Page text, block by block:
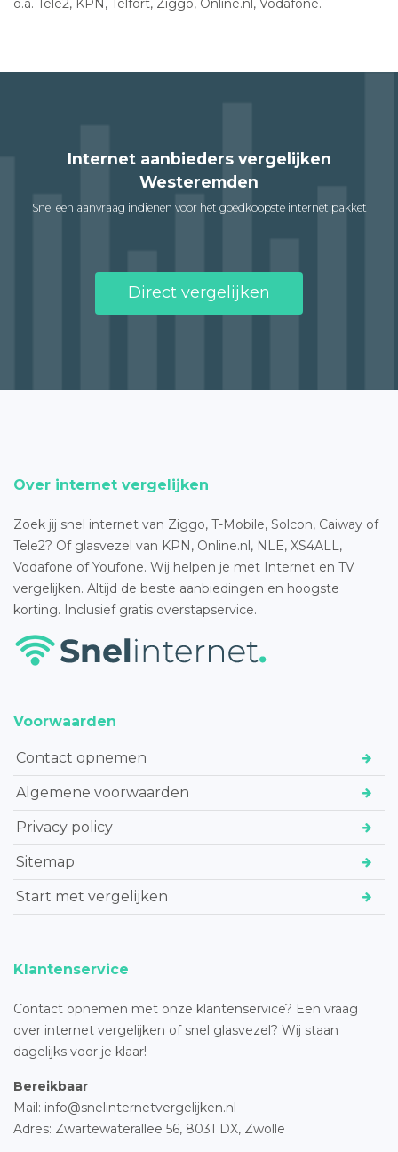
o.a. Tele2, KPN, Telfort, Ziggo, Online.nl, Vodafone.
Internet aanbieders vergelijken
Westeremden
Snel een aanvraag indienen voor het goedkoopste internet pakket
Direct vergelijken
Over internet vergelijken
Zoek jij snel internet van Ziggo, T-Mobile, Solcon, Caiway of
Tele2? Of glasvezel van KPN, Online.nl, NLE, XS4ALL,
Vodafone of Youfone. Wij helpen je met Internet en TV
vergelijken. Altijd de beste aanbiedingen en hoogste
korting. Inclusief gratis overstapservice.
Voorwaarden
Contact opnemen
Algemene voorwaarden
Privacy policy
Sitemap
Start met vergelijken
Klantenservice
Contact opnemen met onze klantenservice? Een vraag
over internet vergelijken of snel glasvezel? Wij staan
dagelijks voor je klaar!
Bereikbaar
Mail: info@snelinternetvergelijken.nl
Adres: Zwartewaterallee 56, 8031 DX, Zwolle